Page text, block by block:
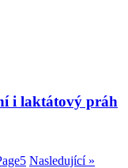
i laktátový práh
5 Nasledující »